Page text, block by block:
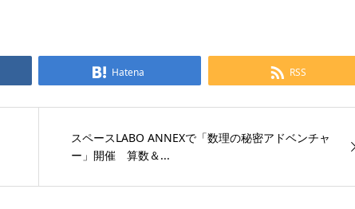
Hatena RSS
スペースLABO ANNEXで「数理の秘密アドベンチャ
ー」開催 算数＆...